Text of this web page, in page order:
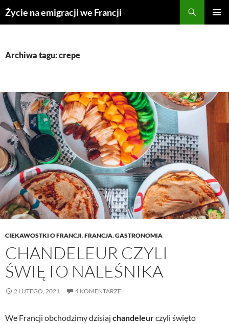
Przejdź
doŻycie na emigracji we Francji
Archiwa tagu: crepe
CIEKAWOSTKI O FRANCJI,FRANCJA,GASTRONOMIA
CHANDELEUR CZYLI
ŚWIĘTO NALEŚNIKA
2 LUTEGO, 2021 4 KOMENTARZE
We Francji obchodzimy dzisiaj chandeleurczyli święto